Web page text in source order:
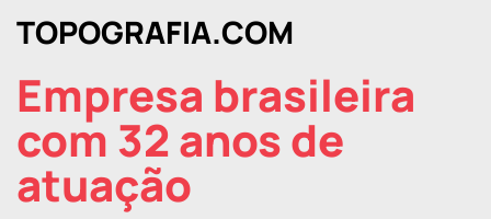
TOPOGRAFIA.COM
Empresa brasileira
com 32 anos de
atuação